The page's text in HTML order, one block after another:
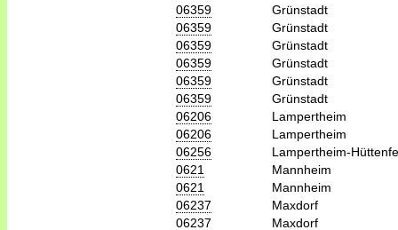
06359
Grünstadt
06359
Grünstadt
06359
Grünstadt
06359
Grünstadt
06359
Grünstadt
06359
Grünstadt
06206
Lampertheim
06206
Lampertheim
06256
Lampertheim-
0621
Mannheim
0621
Mannheim
06237
Maxdorf
06237
Maxdorf